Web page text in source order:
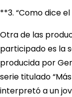
**3. “Como dice
Otra de las
participado es la
producida por
serie titulado
interpretó a un